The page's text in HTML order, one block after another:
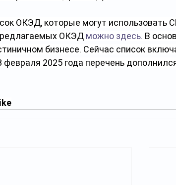
ОКЭД, которые могут использовать
ОКЭД можно здесь. В
бизнесе. Сейчас список
февраля 2025 года перечень